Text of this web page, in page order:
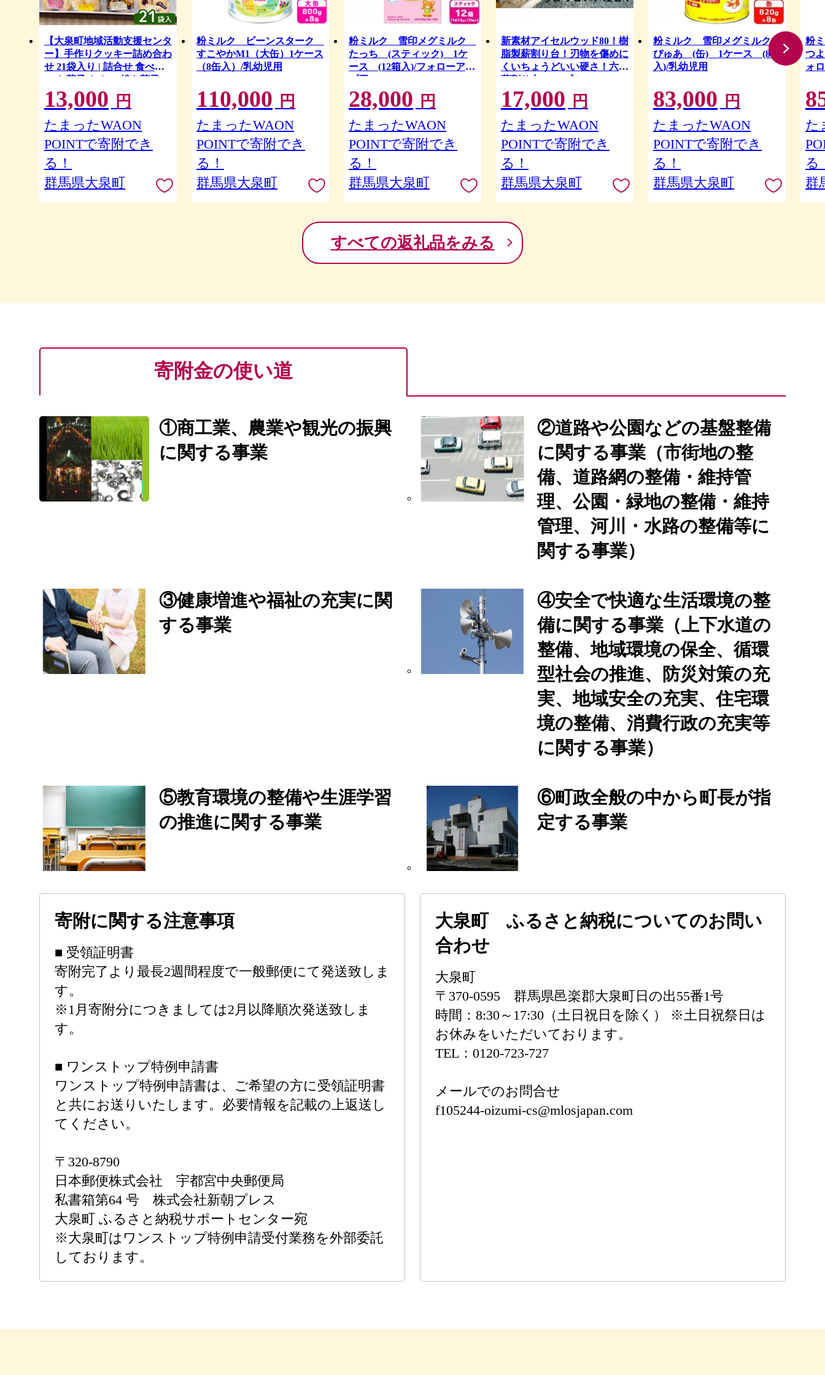
【大泉町地域活動支援センタ
ー】手作りクッキー詰め合わ
せ 21袋入り | 詰合せ 食べ比
べ お菓子 おやつ 焼き菓子
13,000 円
たまったWAON
POINTで寄附でき
る！
群馬県大泉町
粉ミルク ビーンスターク
すこやかM1（大缶）1ケース
（8缶入）/乳幼児用
110,000 円
たまったWAON
POINTで寄附でき
る！
群馬県大泉町
粉ミルク 雪印メグミルク
たっち (スティック) 1ケ
ース (12箱入)/フォローアッ
プ用
28,000 円
たまったWAON
POINTで寄附でき
る！
群馬県大泉町
新素材アイセルウッド80！樹
脂製薪割り台！刃物を傷めに
くいちょうどいい硬さ！六角
薪割り台(シンプル)
17,000 円
たまったWAON
POINTで寄附でき
る！
群馬県大泉町
粉ミルク 雪印メグミルク
ぴゅあ (缶) 1ケース (8缶
入)/乳幼児用
83,000 円
たまったWAON
POINTで寄附でき
る！
群馬県大泉町
粉
つ
ォ
た
る
群
すべての返礼品をみる
寄附金の使い道
①商工業、農業や観光の振興
に関する事業
②道路や公園などの基盤整備
に関する事業（市街地の整
備、道路網の整備・維持管
理、公園・緑地の整備・維持
管理、河川・水路の整備等に
関する事業）
③健康増進や福祉の充実に関
する事業
④安全で快適な生活環境の整
備に関する事業（上下水道の
整備、地域環境の保全、循環
型社会の推進、防災対策の充
実、地域安全の充実、住宅環
境の整備、消費行政の充実等
に関する事業）
⑤教育環境の整備や生涯学習
の推進に関する事業
⑥町政全般の中から町長が指
定する事業
寄附に関する注意事項
■ 受領証明書
寄附完了より最長2週間程度で一般郵便にて発送致しま
す。
※1月寄附分につきましては2月以降順次発送致しま
す。
■ ワンストップ特例申請書
ワンストップ特例申請書は、ご希望の方に受領証明書
と共にお送りいたします。必要情報を記載の上返送し
てください。
〒320-8790
日本郵便株式会社 宇都宮中央郵便局
私書箱第64 号 株式会社新朝プレス
大泉町 ふるさと納税サポートセンター宛
※大泉町はワンストップ特例申請受付業務を外部委託
しております。
大泉町 ふるさと納税についてのお問い
合わせ
大泉町
〒370-0595 群馬県邑楽郡大泉町日の出55番1号
時間：8:30～17:30（土日祝日を除く） ※土日祝祭日は
お休みをいただいております。
TEL：0120-723-727
メールでのお問合せ
f105244-oizumi-cs@mlosjapan.com